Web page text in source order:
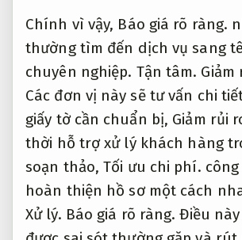
Chính vì vậy, Báo giá rõ ràng.
thường tìm đến dịch vụ sang
chuyên nghiệp. Tận tâm. Giảm
Các đơn vị này sẽ tư vấn chi
giấy tờ cần chuẩn bị, Giảm rủi
thời hỗ trợ xử lý khách hàng
soạn thảo,Tối ưu chi phí.
hoàn thiện hồ sơ một cách
Xử lý. Báo giá rõ ràng. Điều